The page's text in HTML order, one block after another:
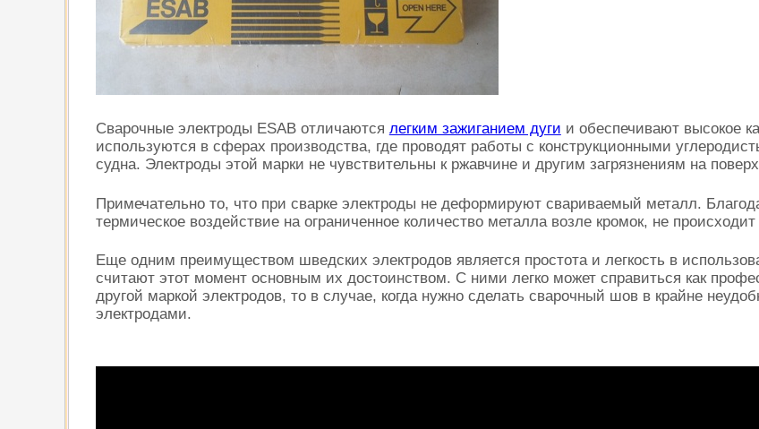
Сварочные электроды ESAB отличаются легким зажиганием дуги и обеспечивают высокое
используются в сферах производства, где проводят работы с конструкционными
судна. Электроды этой марки не чувствительны к ржавчине и другим загрязнениям на
Примечательно то, что при сварке электроды не деформируют свариваемый металл.
термическое воздействие на ограниченное количество металла возле кромок, не
Еще одним преимуществом шведских электродов является простота и легкость в
считают этот момент основным их достоинством. С ними легко может справиться как
другой маркой электродов, то в случае, когда нужно сделать сварочный шов в крайне
электродами.